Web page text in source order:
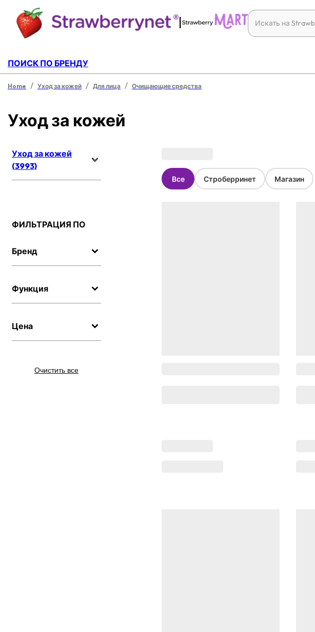
|
ПОИСК ПО БРЕНДУ
Home / Уход за кожей / Для лица / Очищающие средства
Уход за кожей
Уход за кожей
(3993)
ФИЛЬТРАЦИЯ ПО
Бренд
Функция
Цена
Очистить все
Все Строберринет Магазин